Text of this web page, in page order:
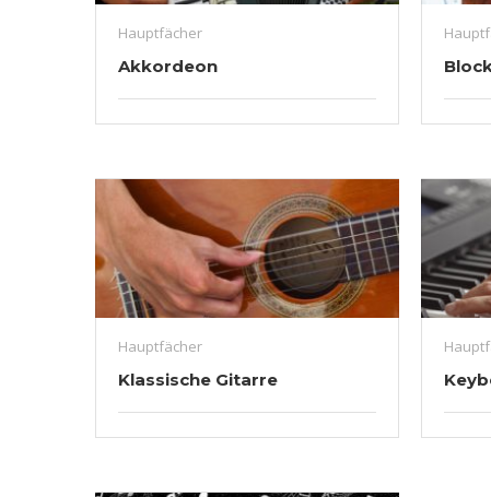
Hauptfächer
Akkordeon
Hauptfächer
Klassische Gitarre